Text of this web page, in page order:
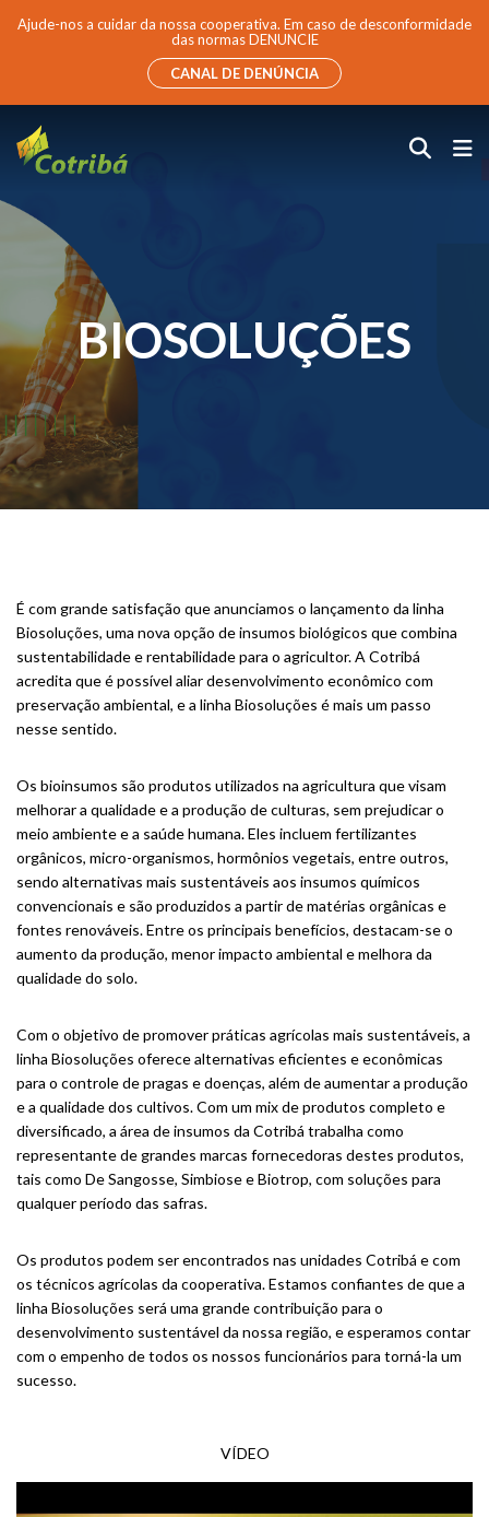
Ajude-nos a cuidar da nossa cooperativa. Em caso de desconformidade
das normas DENUNCIE
CANAL DE DENÚNCIA
BIOSOLUÇÕES
É com grande satisfação que anunciamos o lançamento da linha
Biosoluções, uma nova opção de insumos biológicos que combina
sustentabilidade e rentabilidade para o agricultor. A Cotribá
acredita que é possível aliar desenvolvimento econômico com
preservação ambiental, e a linha Biosoluções é mais um passo
nesse sentido.
Os bioinsumos são produtos utilizados na agricultura que visam
melhorar a qualidade e a produção de culturas, sem prejudicar o
meio ambiente e a saúde humana. Eles incluem fertilizantes
orgânicos, micro-organismos, hormônios vegetais, entre outros,
sendo alternativas mais sustentáveis aos insumos químicos
convencionais e são produzidos a partir de matérias orgânicas e
fontes renováveis. Entre os principais benefícios, destacam-se o
aumento da produção, menor impacto ambiental e melhora da
qualidade do solo.
Com o objetivo de promover práticas agrícolas mais sustentáveis, a
linha Biosoluções oferece alternativas eficientes e econômicas
para o controle de pragas e doenças, além de aumentar a produção
e a qualidade dos cultivos. Com um mix de produtos completo e
diversificado, a área de insumos da Cotribá trabalha como
representante de grandes marcas fornecedoras destes produtos,
tais como De Sangosse, Simbiose e Biotrop, com soluções para
qualquer período das safras.
Os produtos podem ser encontrados nas unidades Cotribá e com
os técnicos agrícolas da cooperativa. Estamos confiantes de que a
linha Biosoluções será uma grande contribuição para o
desenvolvimento sustentável da nossa região, e esperamos contar
com o empenho de todos os nossos funcionários para torná-la um
sucesso.
VÍDEO